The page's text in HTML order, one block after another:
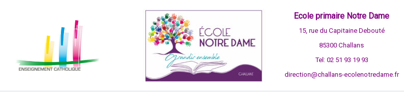
Ecole primaire Notre Dame
15, rue du Capitaine Debouté
85300 Challans
Tel: 02 51 93 19 93
direction@challans-ecolenotredame.fr